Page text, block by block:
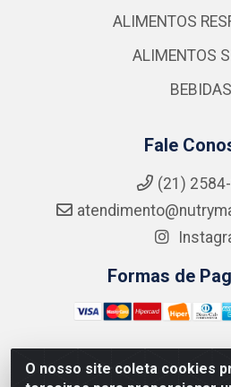
O nosso site coleta cookies
ALIMENTOS
ALIMENTOS
BEBIDAS
Fale
(21)
Formas de
NUTRY MAX COMÉRCIO DE